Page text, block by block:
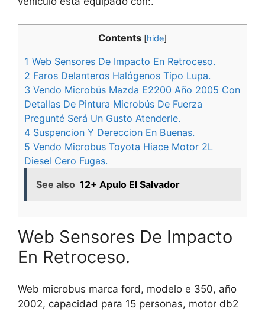
Contents [hide]
1 Web Sensores De Impacto En Retroceso.
2 Faros Delanteros Halógenos Tipo Lupa.
3 Vendo Microbús Mazda E2200 Año 2005 Con
Detallas De Pintura Microbús De Fuerza
Pregunté Será Un Gusto Atenderle.
4 Suspencion Y Dereccion En Buenas.
5 Vendo Microbus Toyota Hiace Motor 2L
Diesel Cero Fugas.
See also 12+ Apulo El Salvador
Web Sensores De Impacto
En Retroceso.
Web microbus marca ford, modelo e 350, año
2002, capacidad para 15 personas, motor db2